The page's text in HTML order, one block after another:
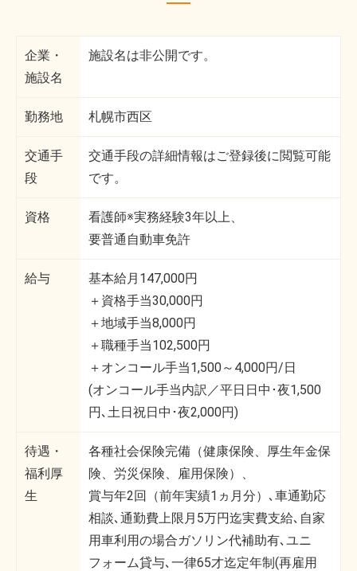
企業・
施設名
施設名は非公開です。
勤務地 札幌市西区
交通手
段
交通手段の詳細情報はご登録後に閲覧可能
です。
資格
看護師※実務経験3年以上、
要普通自動車免許
給与
基本給月147,000円
＋資格手当30,000円
＋地域手当8,000円
＋職種手当102,500円
＋オンコール手当1,500～4,000円/日
(オンコール手当内訳／平日日中･夜1,500
円､土日祝日中･夜2,000円)
待遇・
福利厚
生
各種社会保険完備（健康保険、厚生年金保
険、労災保険、雇用保険）、
賞与年2回（前年実績1ヵ月分）､車通勤応
相談､通勤費上限月5万円迄実費支給､自家
用車利用の場合ガソリン代補助有､ユニ
フォーム貸与､一律65才迄定年制(再雇用